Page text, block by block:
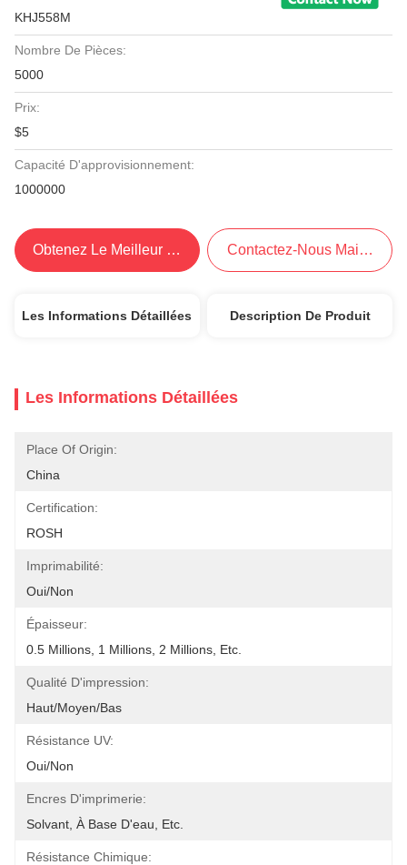
KHJ558M
Nombre De Pièces:
5000
Prix:
$5
Capacité D'approvisionnement:
1000000
Obtenez Le Meilleur Prix Contactez-Nous Maintenant
Les Informations Détaillées Description De Produit
Les Informations Détaillées
Place Of Origin:
China
Certification:
ROSH
Imprimabilité:
Oui/Non
Épaisseur:
0.5 Millions, 1 Millions, 2 Millions, Etc.
Qualité D'impression:
Haut/moyen/bas
Résistance UV:
Oui/Non
Encres D'imprimerie:
Solvant, À Base D'eau, Etc.
Résistance Chimique: